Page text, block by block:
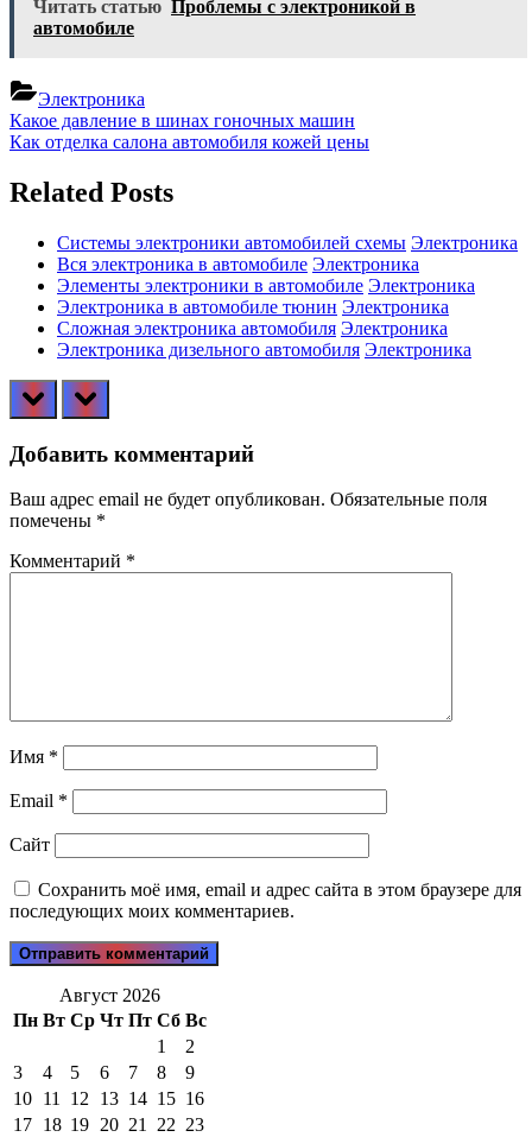
Читать статью Проблемы с электроникой в
автомобиле
Электроника
Навигация
по
записям
Previous
Post:
Какое давление в шинах гоночных машин
Next
Как отделка салона автомобиля кожей цены
Related Posts
Системы электроники автомобилей схемы Электроника
Вся электроника в автомобиле Электроника
Элементы электроники в автомобиле Электроника
Электроника в автомобиле тюнин Электроника
Сложная электроника автомобиля Электроника
Электроника дизельного автомобиля Электроника
prev next
Добавить комментарий
Ваш адрес email не будет опубликован. Обязательные поля
помечены *
Комментарий *
Имя *
Email *
Сайт
Сохранить моё имя, email и адрес сайта в этом браузере для
последующих моих комментариев.
Август 2026
Пн Вт Ср Чт Пт Сб Вс
1
2
3
4 5 6 7 8
9
10 11 12 13 14 15 16
17 18 19 20 21 22 23